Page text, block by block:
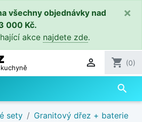
všechny objednávky nad
000 Kč.
akce najdete zde.
×
 shopping_cart (0)
search
sety
Granitový dřez + baterie